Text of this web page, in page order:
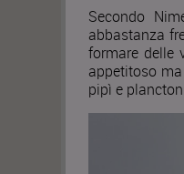
Secondo
abbastanza
formare delle
appetitoso
pipì e